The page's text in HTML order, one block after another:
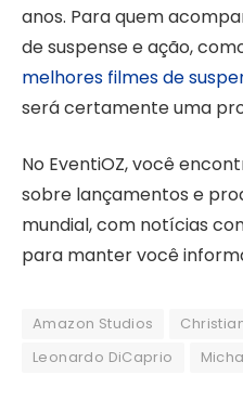
anos. Para quem
de suspense e ação,
melhores filmes de
será certamente uma
No EventiOZ, você
sobre lançamentos e
mundial, com notícias
para manter você
Amazon Studios
Leonardo DiCaprio